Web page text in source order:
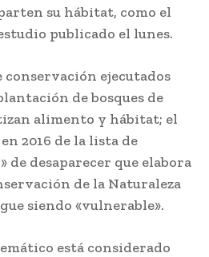
su hábitat, como el
publicado el lunes.
conservación ejecutados
de bosques de
alimento y hábitat; el
2016 de la lista de
de desaparecer que elabora
de la Naturaleza
siendo «vulnerable».
está considerado